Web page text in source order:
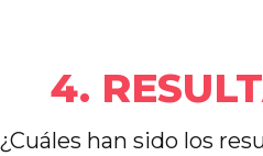
4.
¿Cuáles han sido los